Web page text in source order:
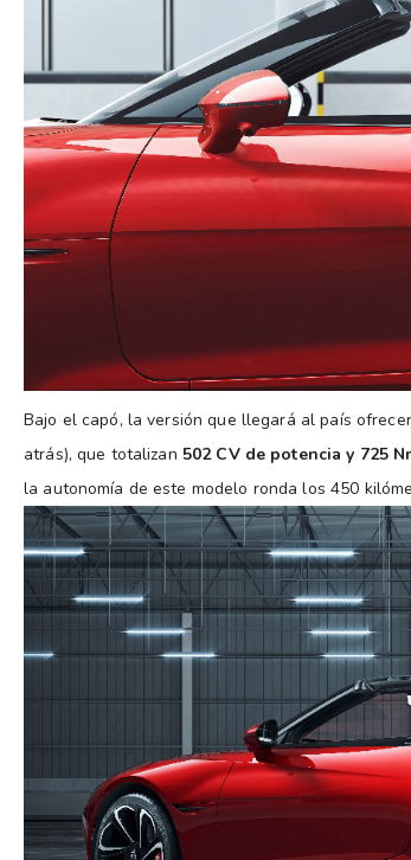
Bajo el capó, la versión que llegará al país
atrás), que totalizan 502 CV de potencia y 725
la autonomía de este modelo ronda los 450